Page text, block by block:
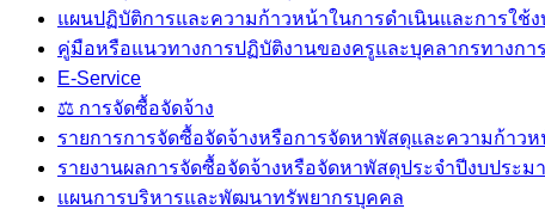
แผนปฏิบัติการและความก้าวหน้าในการดำเนินและการใช้
คู่มือหรือแนวทางการปฏิบัติงานของครูและบุคลากรทางกา
E-Service
⚖ การจัดซื้อจัดจ้าง
รายการการจัดซื้อจัดจ้างหรือการจัดหาพัสดุและความก้าว
รายงานผลการจัดซื้อจัดจ้างหรือจัดหาพัสดุประจำปีงบประม
แผนการบริหารและพัฒนาทรัพยากรบุคคล